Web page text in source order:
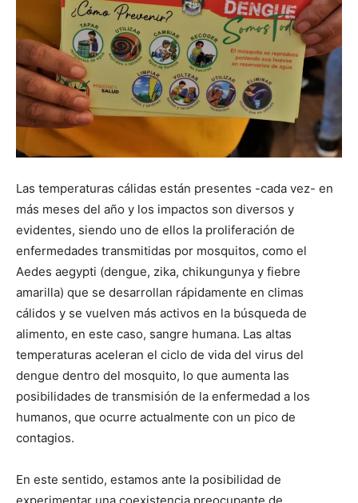
Las temperaturas cálidas están presentes -cada vez- en
más meses del año y los impactos son diversos y
evidentes, siendo uno de ellos la proliferación de
enfermedades transmitidas por mosquitos, como el
Aedes aegypti (dengue, zika, chikungunya y fiebre
amarilla) que se desarrollan rápidamente en climas
cálidos y se vuelven más activos en la búsqueda de
alimento, en este caso, sangre humana. Las altas
temperaturas aceleran el ciclo de vida del virus del
dengue dentro del mosquito, lo que aumenta las
posibilidades de transmisión de la enfermedad a los
humanos, que ocurre actualmente con un pico de
contagios.
En este sentido, estamos ante la posibilidad de